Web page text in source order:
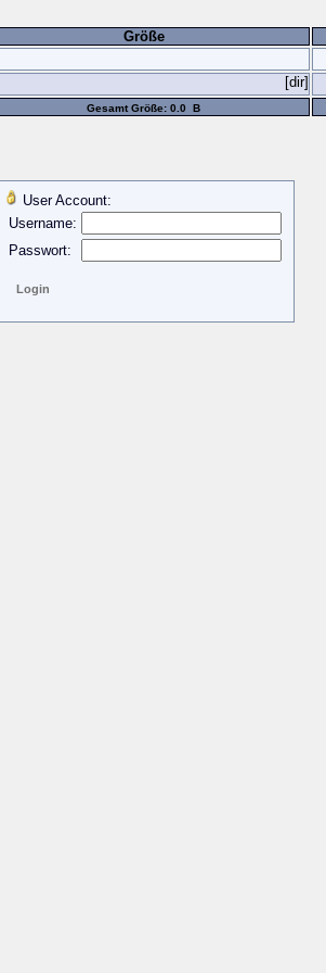
Größe
[dir]
Gesamt Größe: 0.0 B
User Account:
Username:
Passwort: